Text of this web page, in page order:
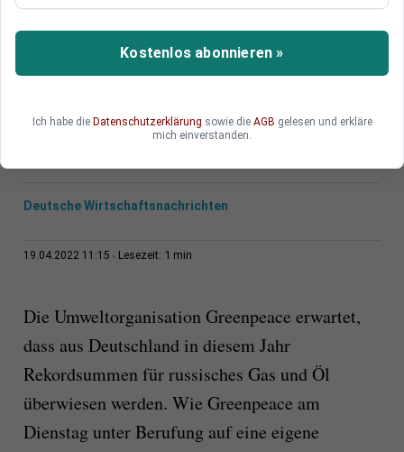
Russland
Greenpeace erwartet, dass Deutschland 2022 so
viel Geld für russische Energielieferungen zahlen
fast verdoppeln.
Deutsche Wirtschaftsnachrichten
19.04.2022 11:15 Lesezeit: 1 min
Die Umweltorganisation Greenpeace erwartet,
dass aus Deutschland in diesem Jahr
Rekordsummen für russisches Gas und Öl
überwiesen werden. Wie Greenpeace am
Dienstag unter Berufung auf eine eigene
Kostenlos abonnieren »
Ich habe die Datenschutzerklärung sowie die AGB gelesen und erkläre
mich einverstanden.